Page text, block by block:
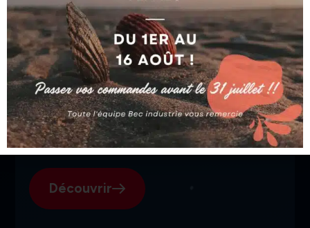
SGI, votre fournisseur suisse
pour l'électroérosion.
Découvrir